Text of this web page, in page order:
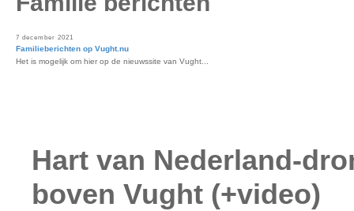
7 december 2021
Familieberichten op Vught.nu
Het is mogelijk om hier op de nieuwssite van Vught...
Hart van Nederland-
boven Vught (+video)